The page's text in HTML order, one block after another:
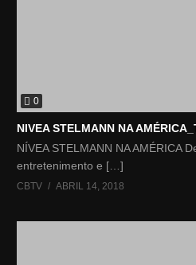
0
NIVEA STELMANN NA
NÍVEA STELMANN NA AMÉRICA
entretenimento e […]
CBTV ABRIL 14, 2018